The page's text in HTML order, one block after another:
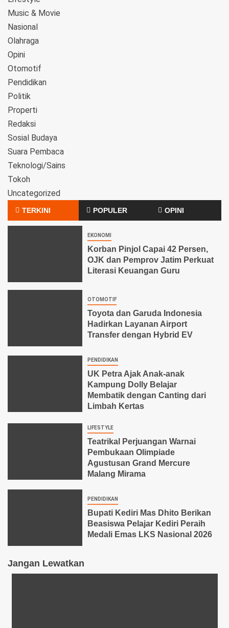
Music & Movie
Nasional
Olahraga
Opini
Otomotif
Pendidikan
Politik
Properti
Redaksi
Sosial Budaya
Suara Pembaca
Teknologi/Sains
Tokoh
Uncategorized
TERKINI POPULER OPINI
EKONOMI
Korban Pinjol Capai 42 Persen,
OJK dan Pemprov Jatim Perkuat
Literasi Keuangan Guru
OTOMOTIF
Toyota dan Garuda Indonesia
Hadirkan Layanan Airport
Transfer dengan Hybrid EV
PENDIDIKAN
UK Petra Ajak Anak-anak
Kampung Dolly Belajar
Membatik dengan Canting dari
Limbah Kertas
LIFESTYLE
Teatrikal Perjuangan Warnai
Pembukaan Olimpiade
Agustusan Grand Mercure
Malang Mirama
PENDIDIKAN
Bupati Kediri Mas Dhito Berikan
Beasiswa Pelajar Kediri Peraih
Medali Emas LKS Nasional 2026
Jangan Lewatkan